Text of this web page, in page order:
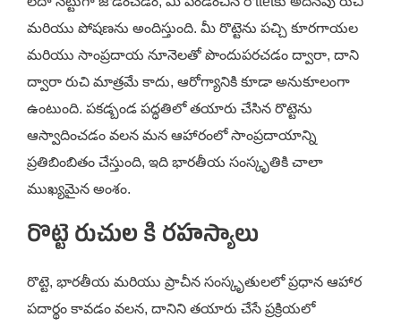
మరియు పోషణను అందిస్తుంది. మీ రొట్టెను పచ్చి కూరగాయల
మరియు సాంప్రదాయ నూనెలతో పొందుపరచడం ద్వారా, దాని
ద్వారా రుచి మాత్రమే కాదు, ఆరోగ్యానికి కూడా అనుకూలంగా
ఉంటుంది. పకడ్బండ పద్ధతిలో తయారు చేసిన రొట్టెను
ఆస్వాదించడం వలన మన ఆహారంలో సాంప్రదాయాన్ని
ప్రతిబింబితం చేస్తుంది, ఇది భారతీయ సంస్కృతికి చాలా
ముఖ్యమైన అంశం.
రొట్టె రుచుల కి రహస్యాలు
రొట్టె, భారతీయ మరియు ప్రాచీన సంస్కృతులలో ప్రధాన ఆహార
పదార్థం కావడం వలన, దానిని తయారు చేసే ప్రక్రియలో